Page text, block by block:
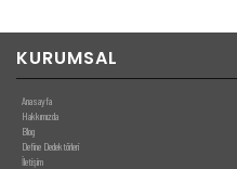
KURUMSAL
Anasayfa
Hakkımızda
Blog
Define Dedektörleri
İletişim